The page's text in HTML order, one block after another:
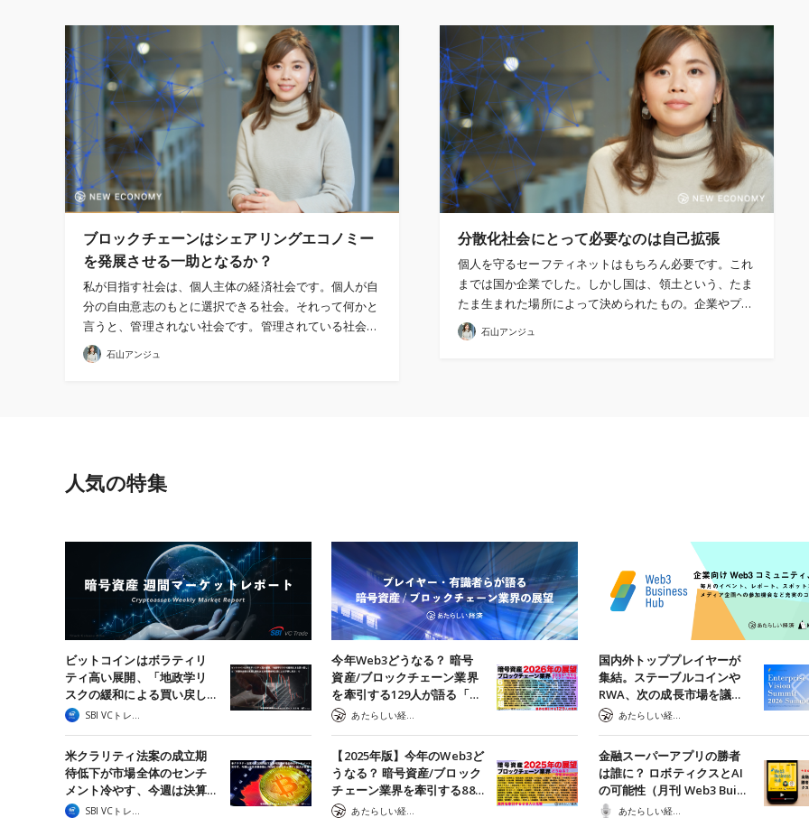
ブロックチェーンはシェアリングエコノミー
を発展させる一助となるか？
私が目指す社会は、個人主体の経済社会です。個人が自
分の自由意志のもとに選択できる社会。それって何かと
言うと、管理されない社会です。管理されている社会…
石山アンジュ
分散化社会にとって必要なのは自己拡張
個人を守るセーフティネットはもちろん必要です。これ
までは国か企業でした。しかし国は、領土という、たま
たま生まれた場所によって決められたもの。企業やプ…
石山アンジュ
人気の特集
ビットコインはボラティリ
ティ高い展開、「地政学リ
スクの緩和による買い戻し…
SBI VCトレード
米クラリティ法案の成立期
待低下が市場全体のセンチ
メント冷やす、今週は決算…
SBI VCトレード
今年Web3どうなる？ 暗号
資産/ブロックチェーン業界
を牽引する129人が語る「…
あたらしい経済 編集部
【2025年版】今年のWeb3ど
うなる？ 暗号資産/ブロック
チェーン業界を牽引する88…
あたらしい経済 編集部
国内外トッププレイヤーが
集結。ステーブルコインや
RWA、次の成長市場を議…
あたらしい経済 編集部
金融スーパーアプリの勝者
は誰に？ ロボティクスとAI
の可能性（月刊 Web3 Bui…
あたらしい経済ポッドキャスト